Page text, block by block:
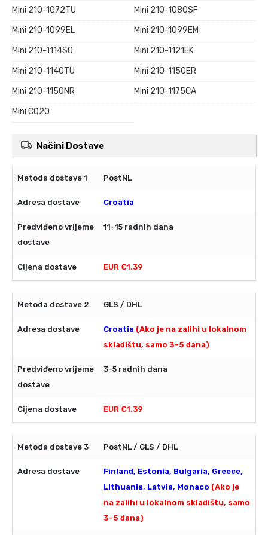
Mini 210-1072TU
Mini 210-1080SF
Mini 210-1099EL
Mini 210-1099EM
Mini 210-1114SO
Mini 210-1121EK
Mini 210-1140TU
Mini 210-1150ER
Mini 210-1150NR
Mini 210-1175CA
Mini CQ20
Načini Dostave
PostNL
Croatia
11-15 radnih dana
EUR €1.39
GLS / DHL
Croatia (Ako je na zalihi u lokalnom
skladištu, samo 3-5 dana)
3-5 radnih dana
EUR €1.39
PostNL / GLS / DHL
Finland, Estonia, Bulgaria, Greece,
Lithuania, Latvia, Monaco (Ako je
na zalihi u lokalnom skladištu, samo
3-5 dana)